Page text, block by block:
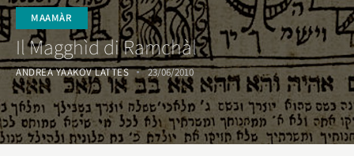
MAAMÀR
Il Magghìd di Ramchàl
ANDREA YAAKOV LATTES 23/06/2010